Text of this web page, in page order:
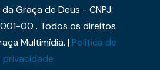
Graça de Deus - CNPJ:
00 . Todos os direitos
Multimídia. |Política de
privacidade